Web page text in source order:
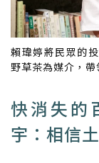
賴瑋婷將民眾的
野草茶為媒介，
快消失的
宇：相信